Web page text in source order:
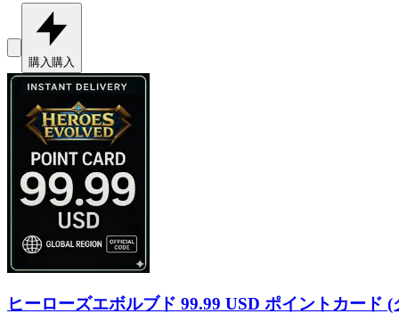
購入 購入
ヒーローズエボルブド 99.99 USD ポイントカード (